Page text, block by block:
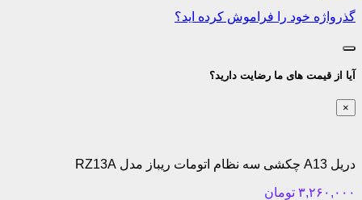
گذرواژه خود را فراموش کرده اید؟
آیا از قیمت های ما رضایت دارید؟
×
دریل A13 چکشی سه نظام اتومات ریباز مدل RZ13A
۳,۲۶۰,۰۰۰ تومان